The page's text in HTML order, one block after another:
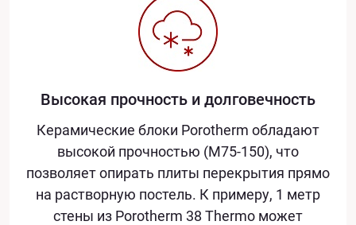
Высокая прочность и долговечность
Керамические блоки Porotherm обладают
высокой прочностью (М75-150), что
позволяет опирать плиты перекрытия прямо
на растворную постель. К примеру, 1 метр
стены из Porotherm 38 Thermo может